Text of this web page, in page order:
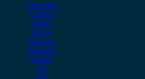
Chevrolet
Citroen
Cupra
Dacia
Daewoo
Daihatsu
Dodge
DS